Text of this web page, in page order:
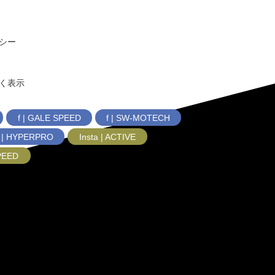
ー
表示
f | GALE SPEED
f | SW-MOTECH
HYPERPRO
Insta | ACTIVE